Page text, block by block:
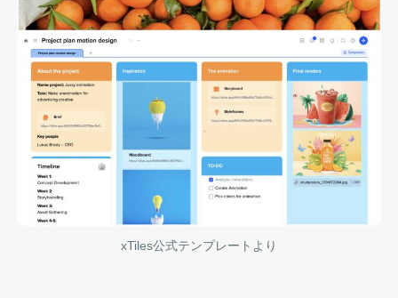
xTiles公式テンプレートより